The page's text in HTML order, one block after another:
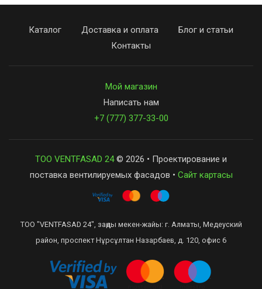
Каталог Доставка и оплата
Блог и статьи
Контакты
Мой магазин
Написать нам
+7 (777) 377-33-00
ТОО VENTFASAD 24© 2026 • Проектирование и
поставка вентилируемых фасадов • Сайт картасы
ТОО "VENTFASAD 24", заңды мекен-жайы: г. Алматы, Медеуский
район, проспект Нұрсұлтан Назарбаев, д. 120, офис 6